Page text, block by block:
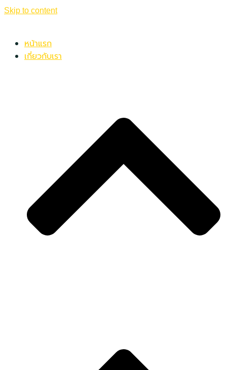
Skip to content
หน้าแรก
เกี่ยวกับเรา